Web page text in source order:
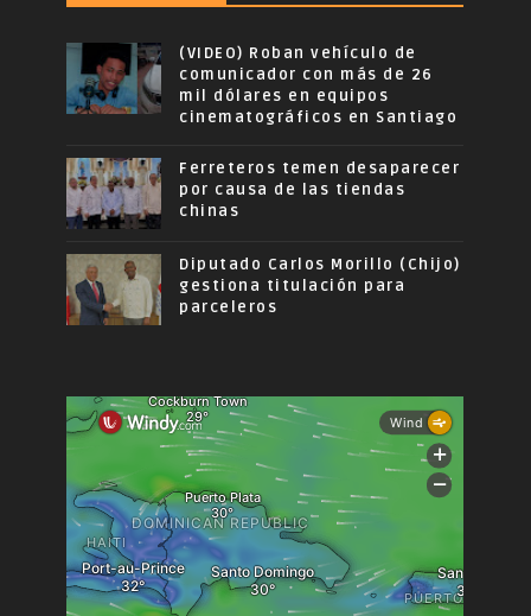
(VIDEO) Roban vehículo de
comunicador con más de 26
mil dólares en equipos
cinematográficos en Santiago
Ferreteros temen desaparecer
por causa de las tiendas
chinas
Diputado Carlos Morillo (Chijo)
gestiona titulación para
parceleros